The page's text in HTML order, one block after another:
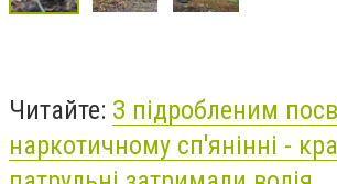
Читайте: З підробленим
наркотичному сп'янінні -